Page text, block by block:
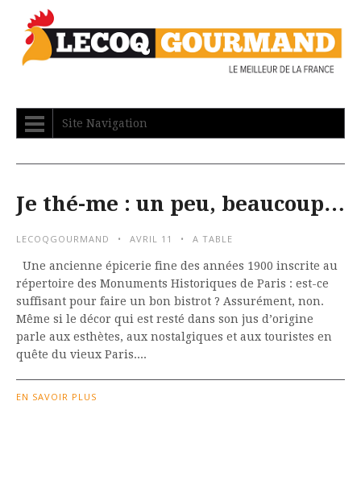
Site Navigation
Je thé-me : un peu, beaucoup…
LECOQGOURMAND AVRIL 11 A TABLE
Une ancienne épicerie fine des années 1900 inscrite au
répertoire des Monuments Historiques de Paris : est-ce
suffisant pour faire un bon bistrot ? Assurément, non.
Même si le décor qui est resté dans son jus d’origine
parle aux esthètes, aux nostalgiques et aux touristes en
quête du vieux Paris....
EN SAVOIR PLUS